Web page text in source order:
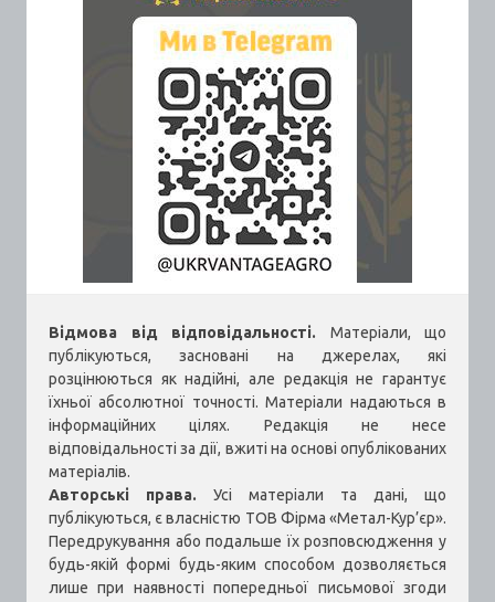
Відмова від відповідальності. Матеріали, що
публікуються, засновані на джерелах, які
розцінюються як надійні, але редакція не гарантує
їхньої абсолютної точності. Матеріали надаються в
інформаційних цілях. Редакція не несе
відповідальності за дії, вжиті на основі опублікованих
матеріалів.
Авторські права. Усі матеріали та дані, що
публікуються, є власністю ТОВ Фірма «Метал-Кур’єр».
Передрукування або подальше їх розповсюдження у
будь-якій формі будь-яким способом дозволяється
лише при наявності попередньої письмової згоди